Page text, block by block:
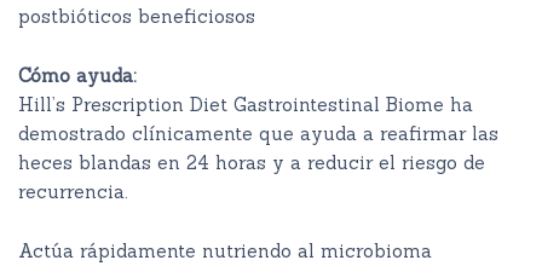
postbióticos beneficiosos
Cómo ayuda:
Hill’s Prescription Diet Gastrointestinal Biome ha
demostrado clínicamente que ayuda a reafirmar las
heces blandas en 24 horas y a reducir el riesgo de
recurrencia.
Actúa rápidamente nutriendo al microbioma